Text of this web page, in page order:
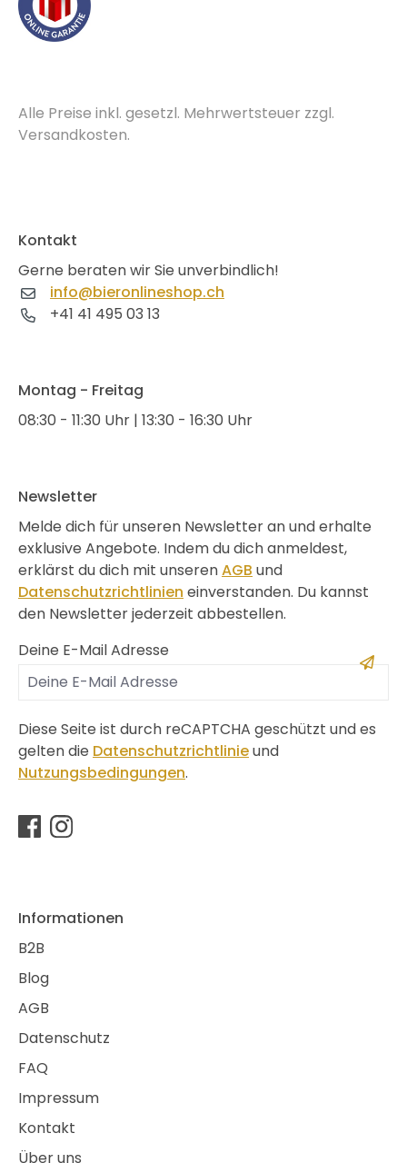
Alle Preise inkl. gesetzl. Mehrwertsteuer zzgl.
Versandkosten.
Kontakt
Gerne beraten wir Sie unverbindlich!
info@bieronlineshop.ch
+41 41 495 03 13
Montag - Freitag
08:30 - 11:30 Uhr | 13:30 - 16:30 Uhr
Newsletter
Melde dich für unseren Newsletter an und erhalte
exklusive Angebote. Indem du dich anmeldest,
erklärst du dich mit unserenAGB und
Datenschutzrichtlinien einverstanden. Du kannst
den Newsletter jederzeit abbestellen.
Deine E-Mail Adresse
Diese Seite ist durch reCAPTCHA geschützt und es
gelten die Datenschutzrichtlinieund
Nutzungsbedingungen.
Informationen
B2B
Blog
AGB
Datenschutz
FAQ
Impressum
Kontakt
Über uns